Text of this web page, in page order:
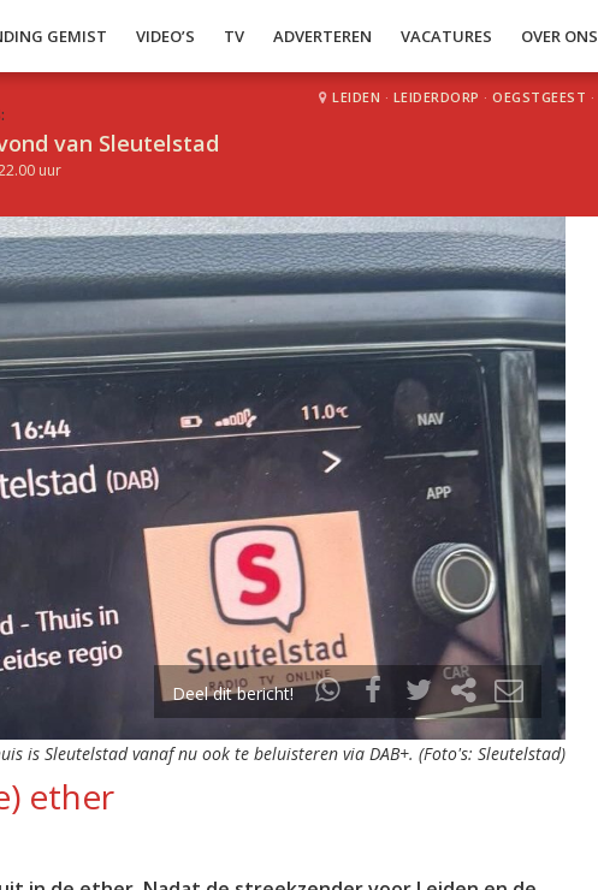
GEMIST VIDEO’S TV ADVERTEREN VACATURES OVER ONS
van Sleutelstad
uur
LEIDEN · LEIDERDORP · OEGSTGEEST ·
Deel dit bericht!
is Sleutelstad vanaf nu ook te beluisteren via DAB+. (Foto's: Sleutelstad)
ether